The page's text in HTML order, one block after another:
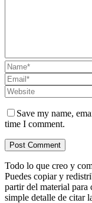
Save my name,
time I comment.
Todo lo que creo y
Puedes copiar y
partir del material
simple detalle de citar